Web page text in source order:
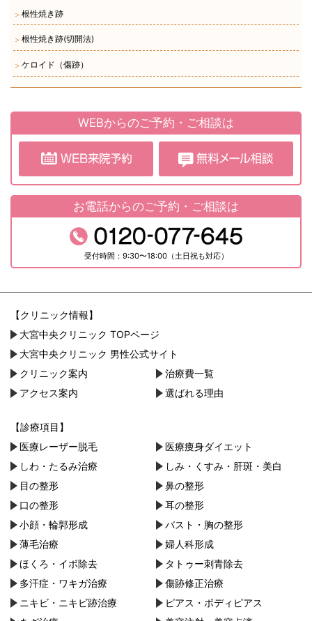
＞根性焼き跡
＞根性焼き跡(切開法)
＞ケロイド（傷跡）
WEBからのご予約・ご相談は
お電話からのご予約・ご相談は
受付時間：9:30〜18:00（土日祝も対応）
【クリニック情報】
大宮中央クリニック TOPページ
大宮中央クリニック 男性公式サイト
クリニック案内
治療費一覧
アクセス案内
選ばれる理由
【診療項目】
医療レーザー脱毛
医療痩身ダイエット
しわ・たるみ治療
しみ・くすみ・肝斑・美白
目の整形
鼻の整形
口の整形
耳の整形
小顔・︎輪郭形成
バスト・胸の整形
薄毛治療
婦人科形成
ほくろ・イボ除去
タトゥー刺青除去
多汗症・ワキガ治療
傷跡修正治療
ニキビ・ニキビ跡治療
ピアス・ボディピアス